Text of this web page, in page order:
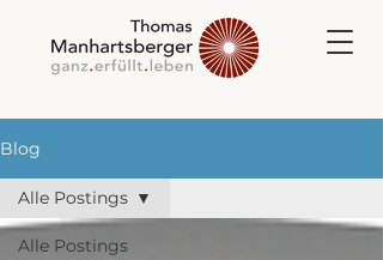
Blog
Alle Postings
Alle Postings